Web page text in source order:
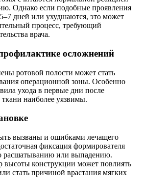
Однако если подобные проявления
дней или ухудшаются, это может
процесс, требующий
врача.
осложнений
ротовой полости может стать
операционной зоны. Особенно
ухода в первые дни после
ткани наиболее уязвимы.
вызваны и ошибками лечащего
фиксация формирователя
расшатыванию или выпадению.
конструкции может повлиять
стать причиной врастания мягких